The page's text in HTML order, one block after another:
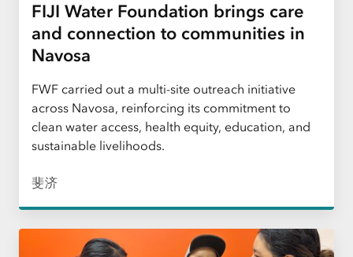
FIJI Water Foundation brings care
and connection to communities in
Navosa
FWF carried out a multi-site outreach initiative
across Navosa, reinforcing its commitment to
clean water access, health equity, education, and
sustainable livelihoods.
斐济